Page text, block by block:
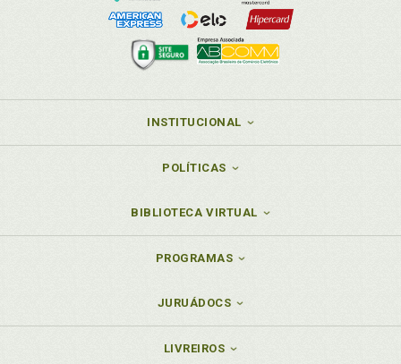
INSTITUCIONAL
POLÍTICAS
BIBLIOTECA VIRTUAL
PROGRAMAS
JURUÁDOCS
LIVREIROS